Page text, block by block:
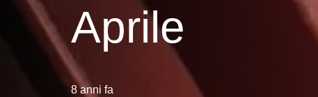
Aprile
8 anni fa